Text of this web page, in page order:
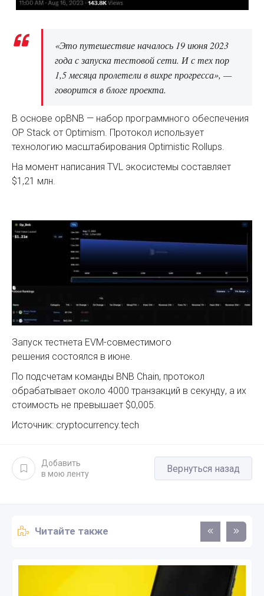
«Это путешествие началось 19 июня 2023
года с запуска тестовой сети. И с тех пор
1,5 месяца пролетели в вихре прогресса», —
говорится в блоге проекта.
В основе opBNB — набор программного обеспечения
OP Stack от Optimism. Протокол использует
технологию масштабирования Optimistic Rollups.
На момент написания TVL экосистемы составляет
$1,21 млн.
Запуск тестнета EVM-совместимого
решения состоялся в июне.
По подсчетам команды BNB Chain, протокол
обрабатывает около 4000 транзакций в секунду, а их
стоимость не превышает $0,005.
Источник: cryptocurrency.tech
Добавить
в мою ленту
Вернуться назад
Читайте также